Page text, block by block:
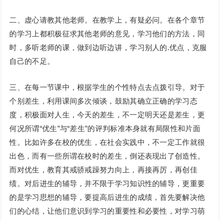
二、虚心请教其他老师。在教学上，有疑必问。在各个章节
的学习上都积极征求其他老师的意见，学习他们的方法，同
时，多听老师的课，做到边听边讲，学习别人的.优点，克服
自己的不足。
三、在每一节课中，根据学生的个性特点去点拨引导。对于
个别差生，利用课间多次倾谈，鼓励其确立正确的学习态
度，积极面对人生，今天的差生，不一定明天还是差生，更
何况所谓“优生”与“差生”的评判标准本身就有局限性和片面
性。比如许多在校的优生，在社会实践中，不一定工作就很
出色，而有一些所谓在校时的差生，倒还表现出了创造性。
而对优生，教育其戒骄戒躁努力向上，再接再厉，再创佳
绩。对后进生的辅导，并不限于学习知识性的辅导，更重要
的是学习思想的辅导，要提高后进生的成绩，首先要解决他
们的心结，让他们意识到学习的重要性和必要性，对学习萌